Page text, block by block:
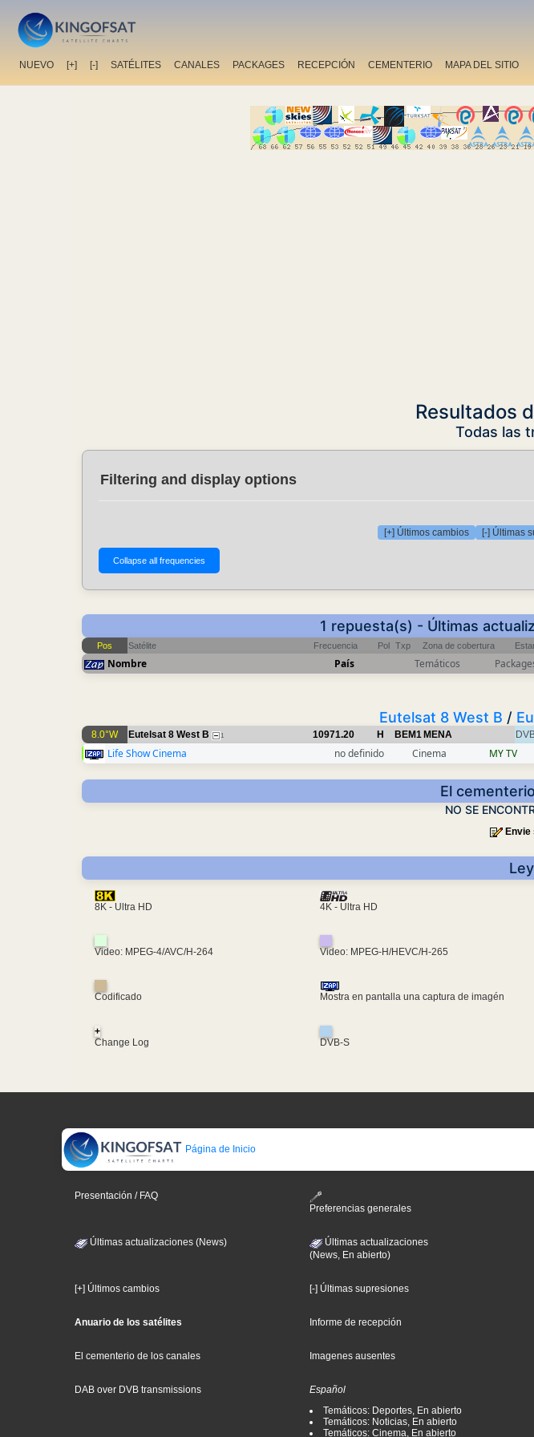
NUEVO [+] [-] SATÉLITES CANALES PACKAGES RECEPCIÓN CEMENTERIO MAPA DEL SITIO
Resultados
Todas las
Filtering and display options
[+] Últimos cambios [-] Últimas
1 repuesta(s) - Últimas
Pos Satélite Frecuencia Pol Txp Zona de cobertura
Nombre País Temáticos
Eutelsat 8 West B /
8.0°W Eutelsat 8 West B 1 10971.20 H BEM1 MENA
Life Show Cinema no definido Cinema MY TV
El
NO SE
8K - Ultra HD 4K - Ultra HD
Video: MPEG-4/AVC/H-264 Video: MPEG-H/HEVC/H-265
Codificado Mostra en pantalla una captura de imagén
+
Change Log
DVB-S
Página de Inicio
Presentación / FAQ
Preferencias generales
Últimas actualizaciones (News)
Últimas actualizaciones
(News, En abierto)
[+] Últimos cambios [-] Últimas supresiones
Anuario de los satélites Informe de recepción
El cementerio de los canales Imagenes ausentes
DAB over DVB transmissions
Español
Temáticos: Deportes, En abierto
Temáticos: Noticias, En abierto
Temáticos: Cinema, En abierto